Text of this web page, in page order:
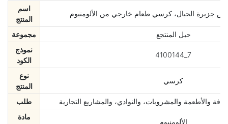
اسم
المنتج
جزيرة الحبال، كرسي طعام خارجي من الألومنيوم
مجموعة
حبل المنتجع
نموذج
الكود
4100144_7
نوع
المنتج
كرسي
طلب
والأطعمة والمشروبات، والنوادي، والمشاريع التجارية
مادة
الألومنيوم